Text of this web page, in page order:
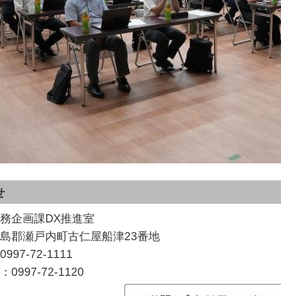
企画課DX推進室
郡瀬戸内町古仁屋船津23番地
72-1111
0997-72-1120